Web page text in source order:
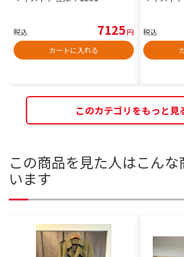
税込 7125円
カートに入れる
税込
このカテゴリをもっと見
この商品を見た人はこんな
います